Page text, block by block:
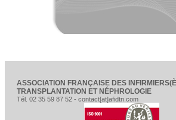
ASSOCIATION FRANÇAISE DES
TRANSPLANTATION ET NÉPHROLOGIE
Tél. 02 35 59 87 52 - contact[at]afidtn.com